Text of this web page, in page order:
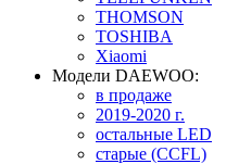
THOMSON
TOSHIBA
Xiaomi
Модели DAEWOO:
в продаже
2019-2020 г.
остальные LED
старые (CCFL)